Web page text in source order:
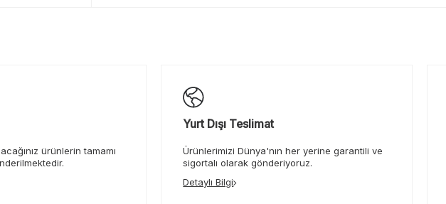
ürünlerin tamamı
Yurt Dışı Teslimat
Ürünlerimizi Dünya'nın her yerine garantili ve
sigortalı olarak gönderiyoruz.
Detaylı Bilgi